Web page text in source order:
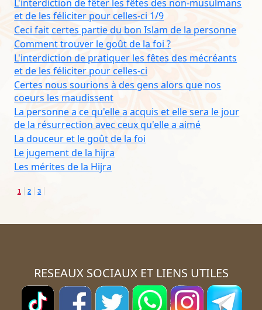
L'interdiction de fêter les fêtes des non-musulmans
et de les féliciter pour celles-ci 1/9
Ceci fait certes partie du bon Islam de la personne
Comment trouver le goût de la foi ?
L'interdiction de pratiquer les fêtes des mécréants
et de les féliciter pour celles-ci
Certes nous sourions à des gens alors que nos
coeurs les maudissent
La personne a ce qu'elle a acquis et elle sera le jour
de la résurrection avec ceux qu'elle a aimé
La douceur et le goût de la foi
Le jugement de la hijra
Les mérites de la Hijra
1 2 3
RESEAUX SOCIAUX ET LIENS UTILES